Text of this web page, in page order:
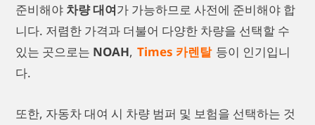
준비해야 차량 대여가 가능하므로 사전에 준비해야 합
니다. 저렴한 가격과 더불어 다양한 차량을 선택할 수
있는 곳으로는 NOAH, Times 카렌탈 등이 인기입니
다.
또한, 자동차 대여 시 차량 범퍼 및 보험을 선택하는 것